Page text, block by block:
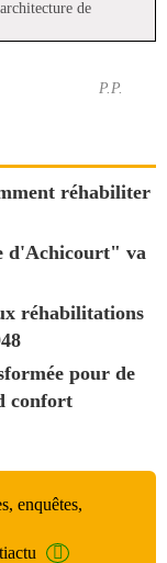
de
P.P.
réhabiliter
d'Achicourt" va
réhabilitations
pour de
confort
enquêtes,